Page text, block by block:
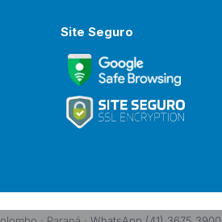
Site Seguro